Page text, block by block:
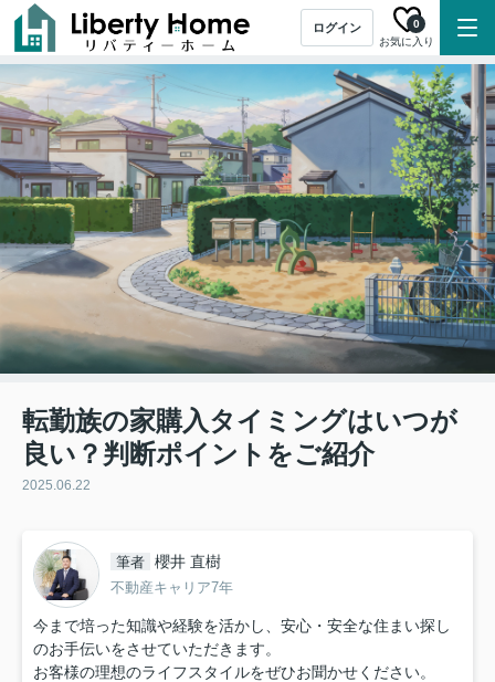
ログイン
お気に入り
0
転勤族の家購入タイミングはいつが
良い？判断ポイントをご紹介
2025.06.22
筆者 櫻井 直樹
不動産キャリア7年
今まで培った知識や経験を活かし、安心・安全な住まい探し
のお手伝いをさせていただきます。
お客様の理想のライフスタイルをぜひお聞かせください。